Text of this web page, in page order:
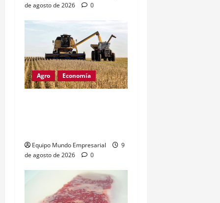
de agosto de 2026
0
Agro Economía
Equipo Mundo Empresarial
9
de agosto de 2026
0